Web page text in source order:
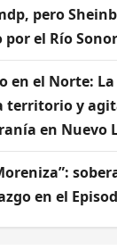
pero
por el Río
en el Norte:
territorio y
en Nuevo
en el